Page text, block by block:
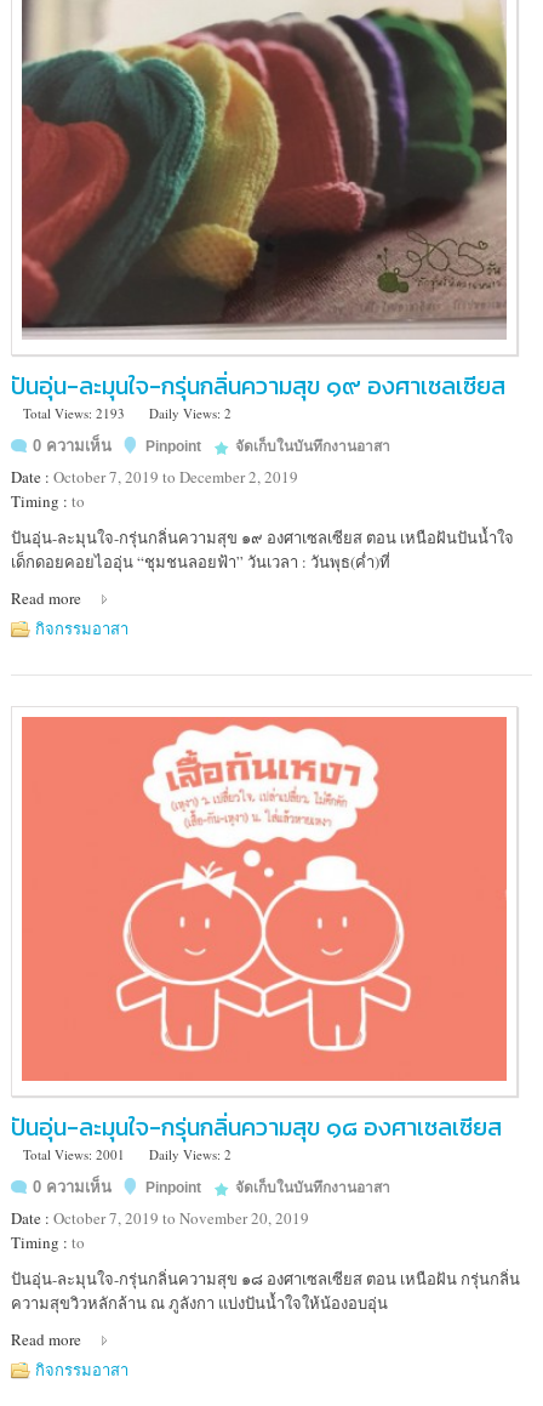
ปันอุ่น-ละมุนใจ-กรุ่นกลิ่นความสุข ๑๙ องศาเซลเซียส
Total Views: 2193
Daily Views: 2
0 ความเห็น
Pinpoint จัดเก็บในบันทึกงานอาสา
Date : October 7, 2019 to December 2, 2019
Timing : to
Location
:
ปันอุ่น-ละมุนใจ-กรุ่นกลิ่นความสุข ๑๙ องศาเซลเซียส ตอน เหนือฝันปันน้ำใจ
เด็กดอยคอยไออุ่น “ชุมชนลอยฟ้า” วันเวลา : วันพุธ(ค่ำ)ที่
Read more
กิจกรรมอาสา
ปันอุ่น-ละมุนใจ-กรุ่นกลิ่นความสุข ๑๘ องศาเซลเซียส
Total Views: 2001
Daily Views: 2
0 ความเห็น
Pinpoint จัดเก็บในบันทึกงานอาสา
Date : October 7, 2019 to November 20, 2019
Timing : to
Location
:
ปันอุ่น-ละมุนใจ-กรุ่นกลิ่นความสุข ๑๘ องศาเซลเซียส ตอน เหนือฝัน กรุ่นกลิ่น
ความสุขวิวหลักล้าน ณ ภูลังกา แบ่งปันน้ำใจให้น้องอบอุ่น
Read more
กิจกรรมอาสา